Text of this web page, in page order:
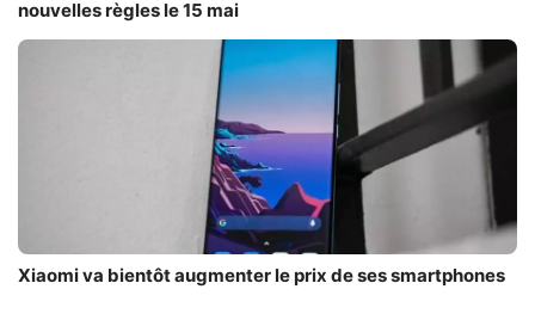
nouvelles règles le 15 mai
Xiaomi va bientôt augmenter le prix de ses smartphones